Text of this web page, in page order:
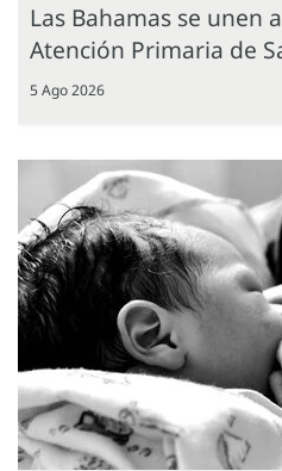
Las Bahamas se unen
Atención Primaria de
5 Ago 2026